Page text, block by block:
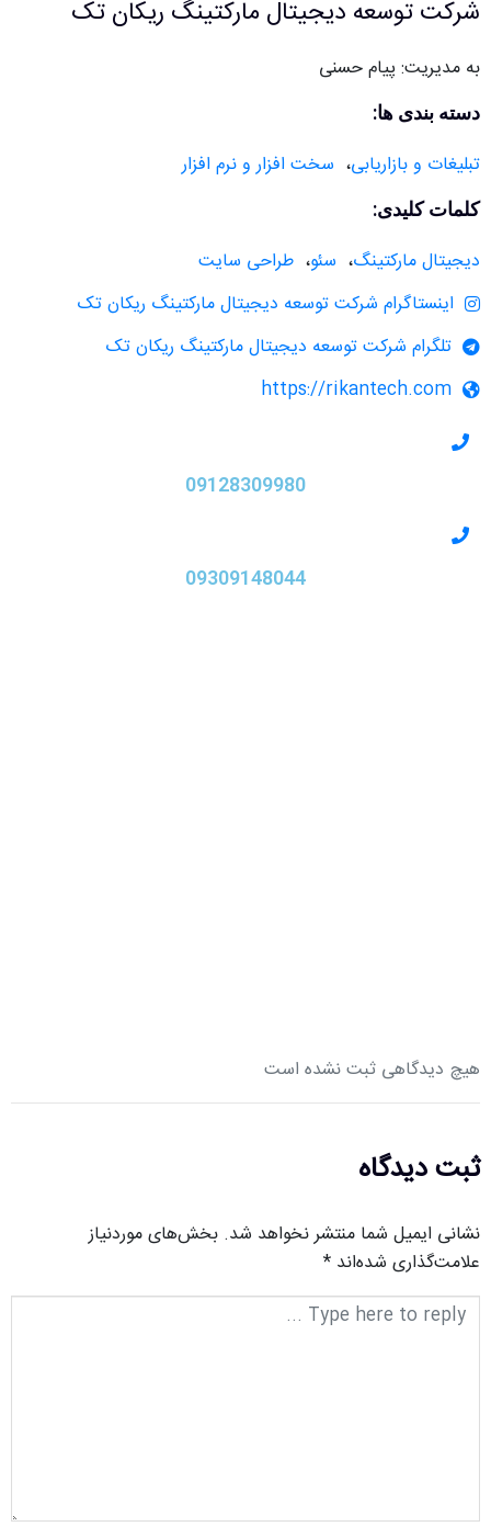
شرکت توسعه دیجیتال مارکتینگ ریکان تک
به مدیریت: پیام حسنی
دسته بندی ها:
تبلیغات و بازاریابی، سخت افزار و نرم افزار
کلمات کلیدی:
دیجیتال مارکتینگ، سئو، طراحی سایت
اینستاگرام شرکت توسعه دیجیتال مارکتینگ ریکان تک
تلگرام شرکت توسعه دیجیتال مارکتینگ ریکان تک
https://rikantech.com
09128309980
09309148044
هیچ دیدگاهی ثبت نشده است
ثبت دیدگاه
نشانی ایمیل شما منتشر نخواهد شد. بخش‌های موردنیاز
علامت‌گذاری شده‌اند *
متن